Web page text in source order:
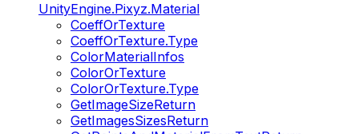
UnityEngine.Pixyz.Material
CoeffOrTexture
CoeffOrTexture.Type
ColorMaterialInfos
ColorOrTexture
ColorOrTexture.Type
GetImageSizeReturn
GetImagesSizesReturn